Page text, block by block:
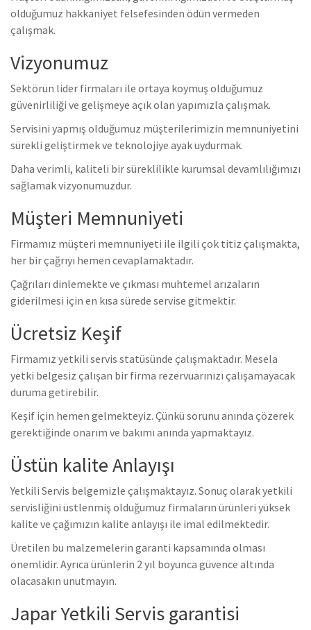
olduğumuz hakkaniyet felsefesinden ödün vermeden
çalışmak.
Vizyonumuz
Sektörün lider firmaları ile ortaya koymuş olduğumuz
güvenirliliği ve gelişmeye açık olan yapımızla çalışmak.
Servisini yapmış olduğumuz müşterilerimizin memnuniyetini
sürekli geliştirmek ve teknolojiye ayak uydurmak.
Daha verimli, kaliteli bir süreklilikle kurumsal devamlılığımızı
sağlamak vizyonumuzdur.
Müşteri Memnuniyeti
Firmamız müşteri memnuniyeti ile ilgili çok titiz çalışmakta,
her bir çağrıyı hemen cevaplamaktadır.
Çağrıları dinlemekte ve çıkması muhtemel arızaların
giderilmesi için en kısa sürede servise gitmektir.
Ücretsiz Keşif
Firmamız yetkili servis statüsünde çalışmaktadır. Mesela
yetki belgesiz çalışan bir firma rezervuarınızı çalışamayacak
duruma getirebilir.
Keşif için hemen gelmekteyiz. Çünkü sorunu anında çözerek
gerektiğinde onarım ve bakımı anında yapmaktayız.
Üstün kalite Anlayışı
Yetkili Servis belgemizle çalışmaktayız. Sonuç olarak yetkili
servisliğini üstlenmiş olduğumuz firmaların ürünleri yüksek
kalite ve çağımızın kalite anlayışı ile imal edilmektedir.
Üretilen bu malzemelerin garanti kapsamında olması
önemlidir. Ayrıca ürünlerin 2 yıl boyunca güvence altında
olacasakın unutmayın.
Japar Yetkili Servis garantisi